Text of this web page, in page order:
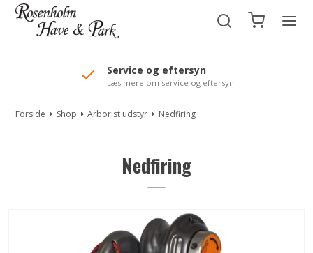
//Mailchimp autofill selected "Pakke"
Service og eftersyn
Læs mere om service og eftersyn
Forside Shop Arborist udstyr Nedfiring
Nedfiring